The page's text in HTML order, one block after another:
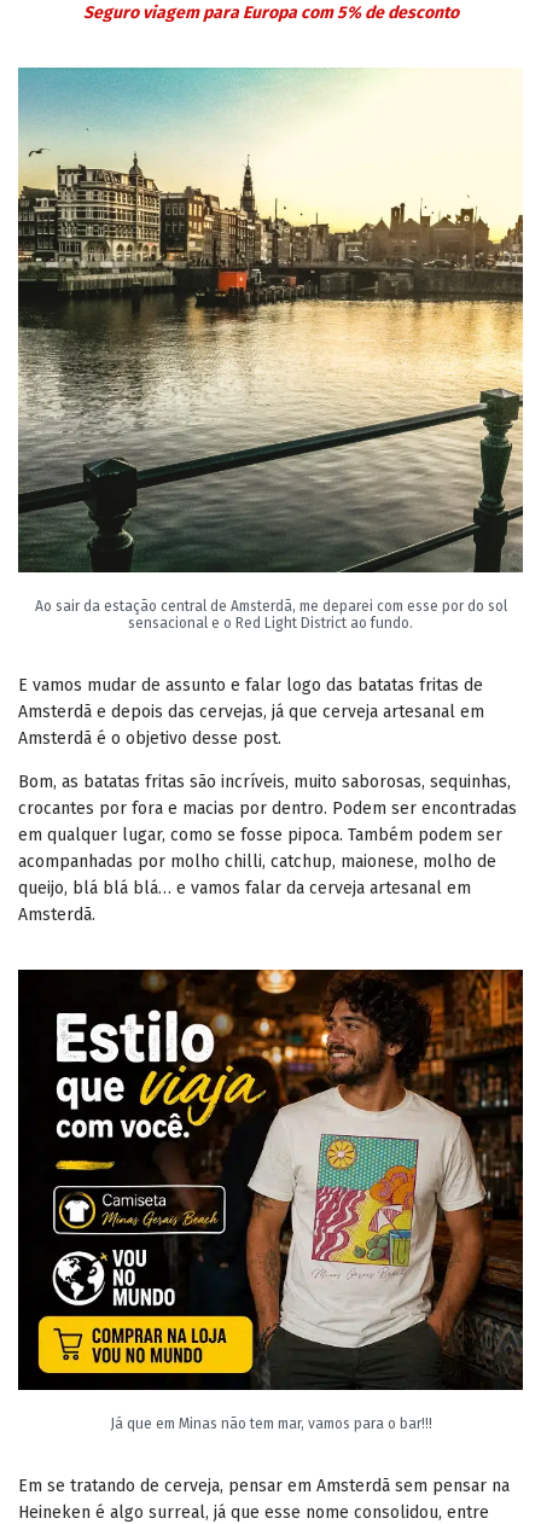
Seguro viagem para Europa com 5% de desconto
Ao sair da estação central de Amsterdã, me deparei com esse por do sol
sensacional e o Red Light District ao fundo.
E vamos mudar de assunto e falar logo das batatas fritas de
Amsterdã e depois das cervejas, já que cerveja artesanal em
Amsterdã é o objetivo desse post.
Bom, as batatas fritas são incríveis, muito saborosas, sequinhas,
crocantes por fora e macias por dentro. Podem ser encontradas
em qualquer lugar, como se fosse pipoca. Também podem ser
acompanhadas por molho chilli, catchup, maionese, molho de
queijo, blá blá blá… e vamos falar da cerveja artesanal em
Amsterdã.
Já que em Minas não tem mar, vamos para o bar!!!
Em se tratando de cerveja, pensar em Amsterdã sem pensar na
Heineken é algo surreal, já que esse nome consolidou, entre